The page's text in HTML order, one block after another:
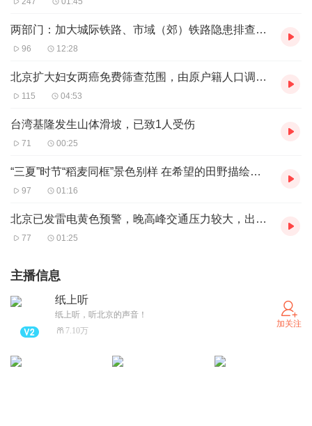
两部门：加大城际铁路、市域（郊）铁路隐患排查，确保运营安全
96 12:28
北京扩大妇女两癌免费筛查范围，由原户籍人口调整为常住人口
115 04:53
台湾基隆发生山体滑坡，已致1人受伤
71 00:25
“三夏”时节“稻麦同框”景色别样 在希望的田野描绘丰收画卷
97 01:16
北京已发雷电黄色预警，晚高峰交通压力较大，出行请注意安全
77 01:25
主播信息
纸上听
纸上听，听北京的声音！
7.10万
加关注